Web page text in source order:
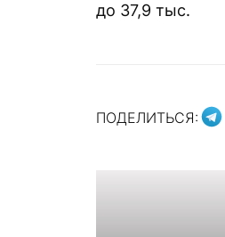
до 37,9 тыс.
ПОДЕЛИТЬСЯ: